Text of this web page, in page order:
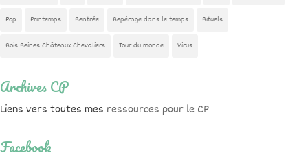
Pop Printemps Rentrée Repérage dans le temps Rituels
Rois Reines Châteaux Chevaliers Tour du monde Virus
Archives CP
Liens vers toutes mes ressources pour le CP
Facebook